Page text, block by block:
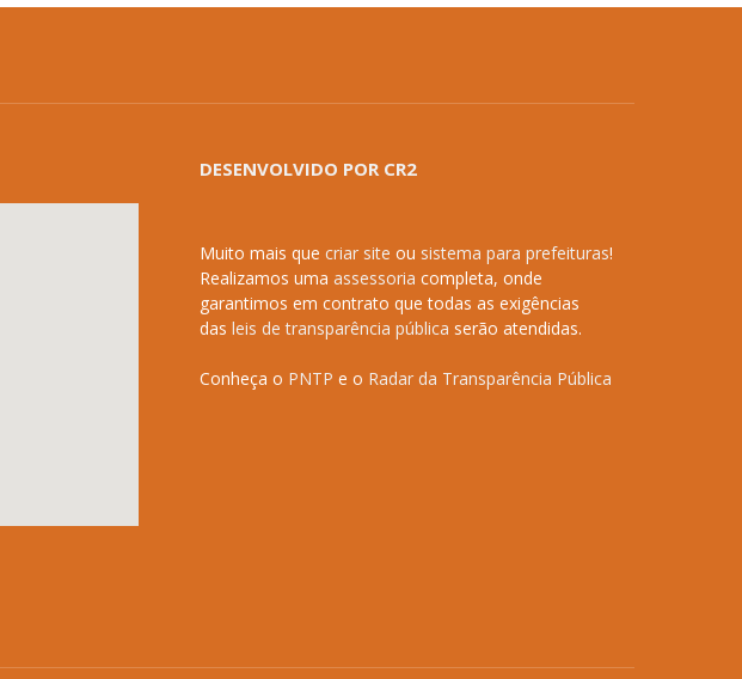
DESENVOLVIDO POR CR2
Muito mais que criar site ou sistema para prefeituras!
Realizamos uma assessoria completa, onde
garantimos em contrato que todas as exigências
das leis de transparência pública serão atendidas.
Conheça o PNTP e o Radar da Transparência Pública